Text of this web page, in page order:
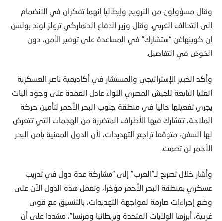
وقال مسؤولون من النرويج وإيطاليا إنهما تفكران في الانضمام
إلى التحالف الغربي. وقال وزير الدفاع الدنماركي ترولز لوند بولسن
إن كوبنهاغن “ستشارك” في المساعدة على توفير الأمن، دون
الخوض في التفاصيل.
وأكد الخبير الإستراتيجي والمستشار في أكاديمية ناصر العسكرية
العليا التابعة للجيش المصري اللواء عادل العمدة على وجود آليات
يجري تفعيلها حاليا في منطقة جنوب البحر الأحمر لتأمين حركة
الملاحة، تتشارك فيها الأطراف المتضررة من الهجمات التي تتعرض
لها السفن، متوقعا تراجع التهديدات، لأن الدول المعنية بأمن البحر
الأحمر لن تصمت.
وأشار خلال تصريح لـ”العرب” إلى “مشاركة عدة دول في تدريب
عسكري بمنطقة البحر الأحمر مؤخرا، وتعمل هذه الدول الآن على
وضع إجراءات صارمة لمواجهة التهديدات، بالتنسيق مع قوى
غربية، أبرزها الولايات المتحدة وبريطانيا وفرنسا”، مشددا على أن